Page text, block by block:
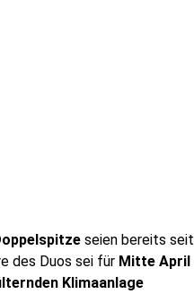
seien bereits seit
des Duos sei für Mitte April
Klimaanlage